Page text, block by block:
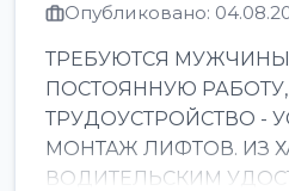
Опубликовано:
ТРЕБУЮТСЯ МУЖЧИНЫ
ПОСТОЯННУЮ
ТРУДОУСТРОЙСТВО -
МОНТАЖ ЛИФТОВ. ИЗ
ВОДИТЕЛЬСКИМ